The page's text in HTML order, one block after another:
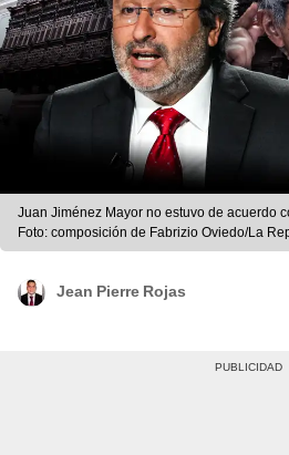
Juan Jiménez Mayor no estuvo de acuerdo
Foto: composición de Fabrizio Oviedo/La
Jean Pierre Rojas